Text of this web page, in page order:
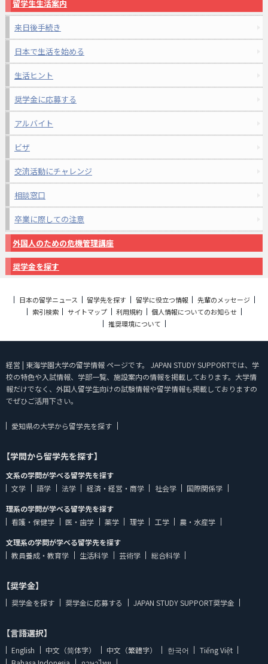
留学生生活案内
来日後手続き
日本で生活を始める
生活ヒント
奨学金に応募する
アルバイト
ビザ
交流活動にチャレンジ
相談窓口
卒業に際しての注意
外国人のための危機管理講座
奨学金を探す
日本の留学ニュース 留学先を探す 留学に役立つ情報
先輩のメッセージ
索引検索
サイトマップ 利用規約
個人情報についてのお知らせ
推奨環境について
経営 | 東海学園大学の留学情報 ページです。 JAPAN STUDY SUPPORTでは、学
校の特色や入試情報、学部一覧、施設案内の情報を掲載しております。大学情
報だけでなく、外国人留学生向けの試験情報や留学情報も掲載しておりますの
でぜひご活用下さい。
愛知県の大学から留学先を探す
【学問から留学先を探す】
文系の学問が学べる留学先を探す
文学
語学 法学 経済・経営・商学 社会学
国際関係学
理系の学問が学べる留学先を探す
看護・保健学
医・歯学 薬学 理学 工学
農・水産学
文理系の学問が学べる留学先を探す
教員養成・教育学
生活科学 芸術学 総合科学
【奨学金】
奨学金を探す 奨学金に応募する JAPAN STUDY SUPPORT奨学金
【言語選択】
English 中文（简体字） 中文（繁體字） 한국어
Tiếng Việt